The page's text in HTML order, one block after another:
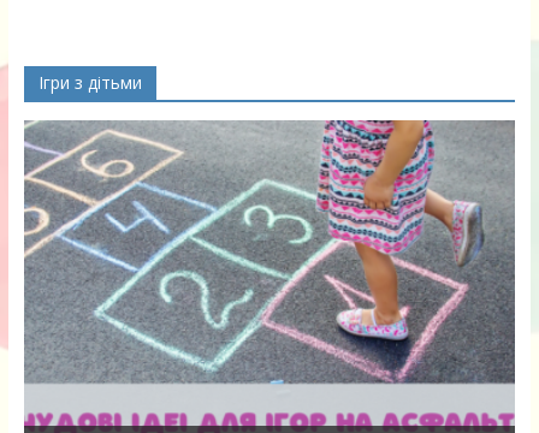
Ігри з дітьми